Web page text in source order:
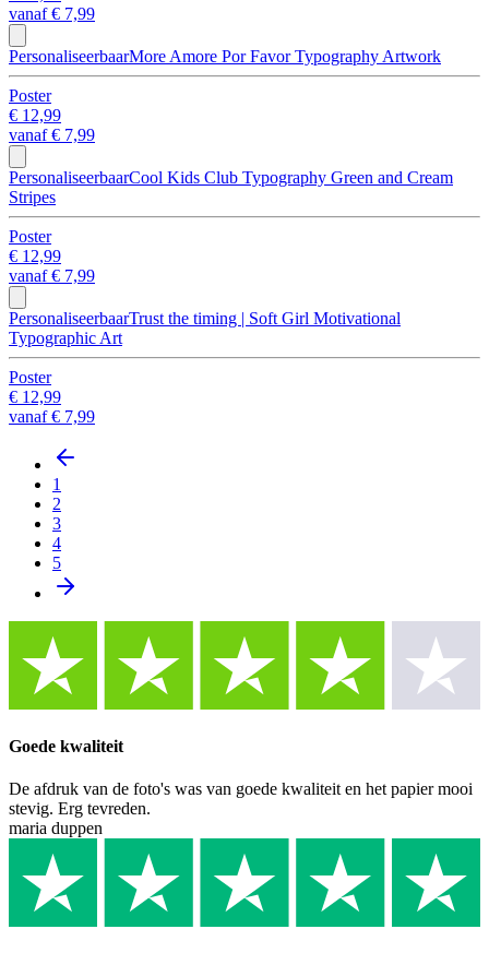
vanaf€ 7,99
PersonaliseerbaarMore Amore Por Favor Typography Artwork
Poster
€ 12,99
vanaf€ 7,99
PersonaliseerbaarCool Kids Club Typography Green and Cream
Stripes
Poster
€ 12,99
vanaf€ 7,99
PersonaliseerbaarTrust the timing | Soft Girl Motivational
Typographic Art
Poster
€ 12,99
vanaf€ 7,99
1
2
3
4
5
Goede kwaliteit
De afdruk van de foto's was van goede kwaliteit en het papier mooi
stevig. Erg tevreden.
maria duppen